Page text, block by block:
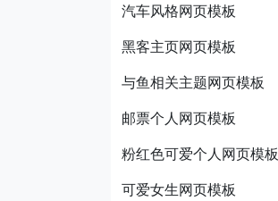
汽车风格网页模板
黑客主页网页模板
与鱼相关主题网页模板
邮票个人网页模板
粉红色可爱个人网页模板
可爱女生网页模板